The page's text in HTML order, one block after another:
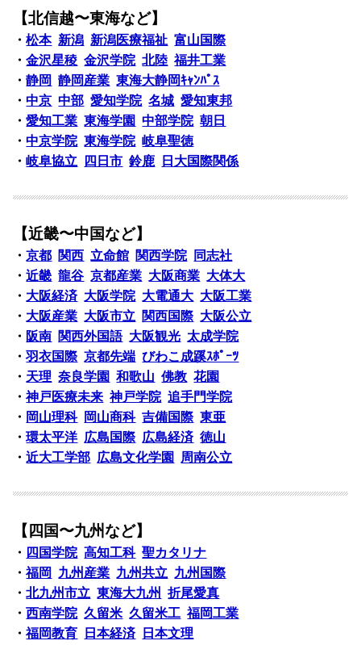
【北信越〜東海など】
・松本 新潟 新潟医療福祉 富山国際
・金沢星稜 金沢学院 北陸 福井工業
・静岡 静岡産業 東海大静岡ｷｬﾝﾊﾟｽ
・中京 中部 愛知学院 名城 愛知東邦
・愛知工業 東海学園 中部学院 朝日
・中京学院 東海学院 岐阜聖徳
・岐阜協立 四日市 鈴鹿 日大国際関係
【近畿〜中国など】
・京都 関西 立命館 関西学院
同志社
・近畿 龍谷 京都産業 大阪商業 大体大
・ 大阪経済 大阪学院 大電通大 大阪工業
・ 大阪産業 大阪市立 関西国際 大阪公立
・ 阪南 関西外国語 大阪観光 太成学院
・羽衣国際 京都先端 びわこ成蹊ｽﾎﾟｰﾂ
・ 天理 奈良学園 和歌山 佛教 花園
・神戸医療未来 神戸学院 追手門学院
・ 岡山理科 岡山商科 吉備国際 東亜
・環太平洋 広島国際 広島経済 徳山
・近大工学部 広島文化学園 周南公立
【四国〜九州など】
・ 四国学院 高知工科 聖カタリナ
・福岡 九州産業 九州共立 九州国際
・北九州市立 東海大九州
折尾愛真
・西南学院 久留米 久留米工 福岡工業
・福岡教育 日本経済
日本文理